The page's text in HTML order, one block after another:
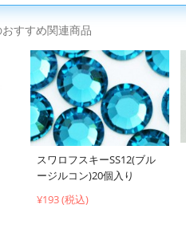
すすめ関連商品
スワロフスキーSS12(ブル
ージルコン)20個入り
¥193 (税込)